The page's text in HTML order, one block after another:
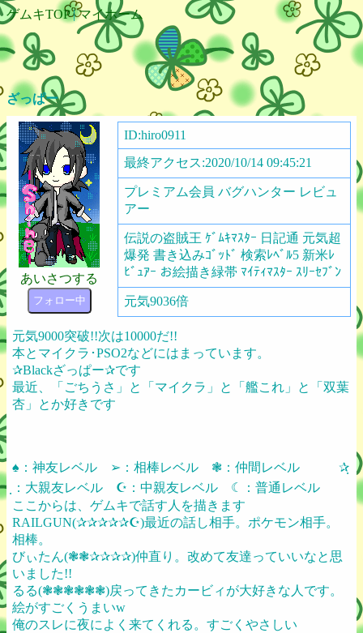
ゲムキTOP|マイホーム
ざっぱー
あいさつする
フォロー中
ID:hiro0911
最終アクセス:2020/10/14 09:45:21
プレミアム会員 バグハンター レビュ
アー
伝説の盗賊王 ｹﾞﾑｷﾏｽﾀｰ 日記通 元気超
爆発 書き込みｺﾞｯﾄﾞ 検索ﾚﾍﾞﾙ5 新米ﾚ
ﾋﾞｭｱｰ お絵描き緑帯 ﾏｲﾃｨﾏｽﾀｰ ｽﾘｰｾﾌﾞﾝ
元気9036倍
元気9000突破!!次は10000だ!!
本とマイクラ･PSO2などにはまっています。
✰Blackざっぱー✰です
最近、「ごちうさ」と「マイクラ」と「艦これ」と「双葉
杏」とか好きです
♠：神友レベル ➢：相棒レベル ❃：仲間レベル ✰ฺ
ฺ：大親友レベル ☪：中親友レベル ☾：普通レベル
ここからは、ゲムキで話す人を描きます
RAILGUN(✰✰✰✰✰☪)最近の話し相手。ポケモン相手。
相棒。
びぃたん(❃❃✰✰✰✰)仲直り。改めて友達っていいなと思
いました!!
るる(❃❃❃❃❃❃)戻ってきたカービィが大好きな人です。
絵がすごくうまいw
俺のスレに夜によく来てくれる。すごくやさしい